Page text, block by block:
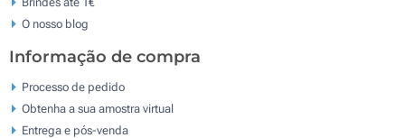
O nosso blog
Informação de compra
Processo de pedido
Obtenha a sua amostra virtual
Entrega e pós-venda